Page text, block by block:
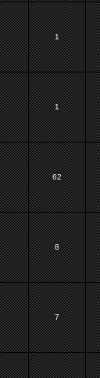
1
1
62
8
7